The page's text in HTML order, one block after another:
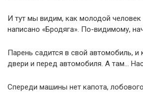
И тут мы видим, как молодой
написано «Бродяга». По-видимому,
Парень садится в свой автомобиль,
двери и перед автомобиля. А там…
Спереди машины нет капота,